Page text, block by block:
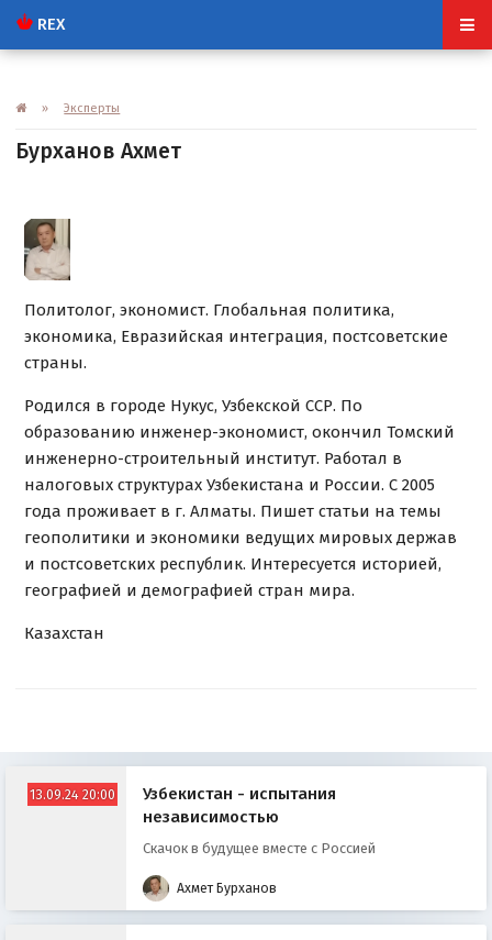
REX
» Эксперты
Бурханов Ахмет
Политолог, экономист. Глобальная политика,
экономика, Евразийская интеграция, постсоветские
страны.
Родился в городе Нукус, Узбекской ССР. По
образованию инженер-экономист, окончил Томский
инженерно-строительный институт. Работал в
налоговых структурах Узбекистана и России. С 2005
года проживает в г. Алматы. Пишет статьи на темы
геополитики и экономики ведущих мировых держав
и постсоветских республик. Интересуется историей,
географией и демографией стран мира.
Казахстан
13.09.24 20:00
Узбекистан - испытания
независимостью
Скачок в будущее вместе с Россией
Ахмет Бурханов